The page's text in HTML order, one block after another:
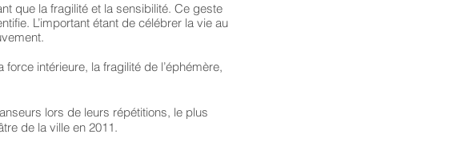
que la fragilité et la sensibilité. Ce geste
L’important étant de célébrer la vie au
intérieure, la fragilité de l’éphémère,
lors de leurs répétitions, le plus
de la ville en 2011.